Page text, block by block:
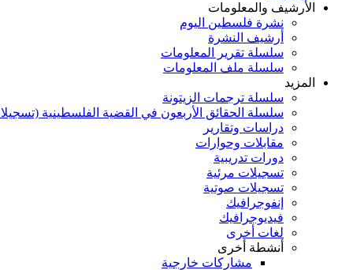
الأرشيف والمعلومات
نشرة فلسطين اليوم
أرشيف النشرة
سلسلة تقرير المعلومات
سلسلة ملف المعلومات
المزيد
سلسلة ترجمات الزيتونة
سلسلة الحقائق الأربعون في القضية الفلسطينية
دراسات وتقارير
مقابلات وحوارات
دورات تدريبية
تسجيلات مرئية
تسجيلات صوتية
إنفوجرافيك
فيديوجرافيك
لغات أخرى
أنشطة أخرى
مشاركات خارجية